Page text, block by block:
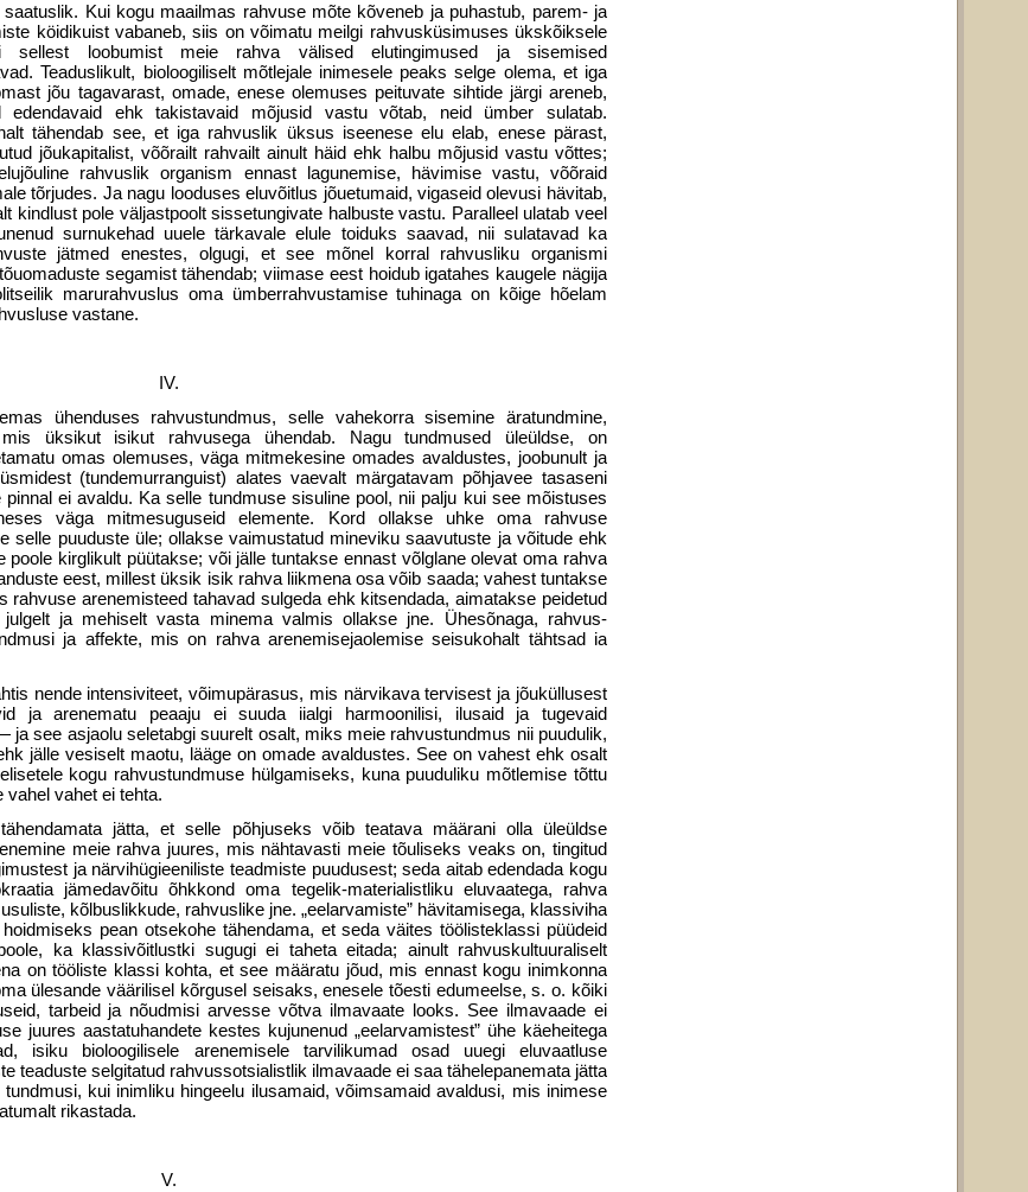
Kui kogu maailmas rahvuse mõte kõveneb ja puhastub, parem- ja
köidikuist vabaneb, siis on võimatu meilgi rahvusküsimuses ükskõiksele
sellest loobumist meie rahva välised elutingimused ja sisemised
Teaduslikult, bioloogiliselt mõtlejale inimesele peaks selge olema, et iga
jõu tagavarast, omade, enese olemuses peituvate sihtide järgi areneb,
edendavaid ehk takistavaid mõjusid vastu võtab, neid ümber sulatab.
tähendab see, et iga rahvuslik üksus iseenese elu elab, enese pärast,
jõukapitalist, võõrailt rahvailt ainult häid ehk halbu mõjusid vastu võttes;
rahvuslik organism ennast lagunemise, hävimise vastu, võõraid
tõrjudes. Ja nagu looduses eluvõitlus jõuetumaid, vigaseid olevusi hävitab,
kindlust pole väljastpoolt sissetungivate halbuste vastu. Paralleel ulatab veel
surnukehad uuele tärkavale elule toiduks saavad, nii sulatavad ka
jätmed enestes, olgugi, et see mõnel korral rahvusliku organismi
segamist tähendab; viimase eest hoidub igatahes kaugele nägija
marurahvuslus oma ümberrahvustamise tuhinaga on kõige hõelam
vastane.
IV.
ühenduses rahvus­tundmus, selle vahekorra sisemine äratundmine,
üksikut isikut rahvusega ühendab. Nagu tundmused üleüldse, on
omas olemuses, väga mitmekesine omades avaldustes, joobunult ja
(tundemurranguist) alates vaevalt märgatavam põhjavee tasaseni
ei avaldu. Ka selle tundmuse sisuline pool, nii palju kui see mõistuses
väga mitmesuguseid elemente. Kord ollakse uhke oma rahvuse
selle puuduste üle; ollakse vaimustatud mineviku saavutuste ja võitude ehk
poole kirglikult püütakse; või jälle tuntakse ennast võlglane olevat oma rahva
eest, millest üksik isik rahva liikmena osa võib saada; vahest tuntakse
rahvuse arenemisteed tahavad sulgeda ehk kitsendada, aima­takse peidetud
ja mehi­selt vasta minema valmis ollakse jne. Ühesõnaga, rahvus­
ja affekte, mis on rahva arenemisejaolemise seisukohalt tähtsad ia
nende intensiviteet, võimupärasus, mis närvikava tervisest ja jõuküllusest
ja arenematu peaaju ei suuda iialgi harmoonilisi, ilusaid ja tugevaid
ja see asjaolu seletabgi suurelt osalt, miks meie rahvustundmus nii puudulik,
jälle vesiselt maotu, lääge on omade avaldustes. See on vahest ehk osalt
kogu rahvustundmuse hülgamiseks, kuna puuduliku mõtlemise tõttu
vahet ei tehta.
jätta, et selle põhjuseks võib teatava määrani olla üleüldse
meie rahva juures, mis nähtavasti meie tõuliseks veaks on, tingitud
ja närvihügieeniliste teadmiste puudusest; seda aitab edendada kogu
jämedavõitu õhkkond oma tegelik-materialistliku eluvaatega, rahva
kõlbuslikkude, rahvuslike jne. „eelarvamiste” hävitamisega, klassiviha
pean otsekohe tähen­dama, et seda väites töölisteklassi püüdeid
ka klassivõitlustki sugugi ei taheta eitada; ainult rahvuskultuuraliselt
on tööliste klassi kohta, et see määratu jõud, mis ennast kogu inimkonna
ülesande väärilisel kõrgusel seisaks, enesele tõesti edumeelse, s. o. kõiki
tarbeid ja nõudmisi arvesse võtva ilmavaate looks. See ilma­vaade ei
juures aastatuhandete kestes kujunenud „eelarvamistest” ühe käeheitega
isiku bioloogilisele arenemisele tarvilikumad osad uuegi eluvaatluse
teaduste selgitatud rahvussotsialistlik ilmavaade ei saa tähele­panemata jätta
kui inimliku hingeelu ilusamaid, võimsamaid avaldusi, mis inimese
rikastada.
V.